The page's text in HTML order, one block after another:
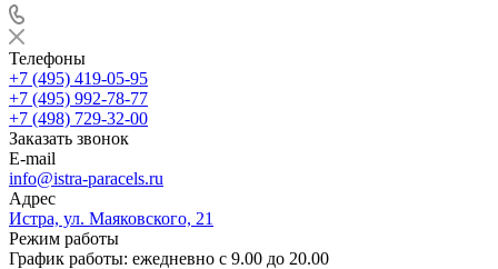
Телефоны
+7 (495) 419-05-95
+7 (495) 992-78-77
+7 (498) 729-32-00
Заказать звонок
E-mail
info@istra-paracels.ru
Адрес
Истра, ул. Маяковского, 21
Режим работы
График работы: ежедневно с 9.00 до 20.00